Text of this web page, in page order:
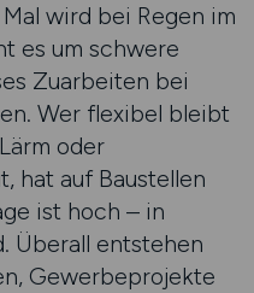
wird bei Regen im
es um schwere
Zuarbeiten bei
Wer flexibel bleibt
oder
hat auf Baustellen
ist hoch – in
Überall entstehen
Gewerbeprojekte